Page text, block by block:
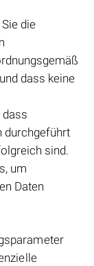
die
dass keine
dass
durchgeführt
sind.
um
Daten